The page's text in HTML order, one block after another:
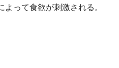
って食欲が刺激される。